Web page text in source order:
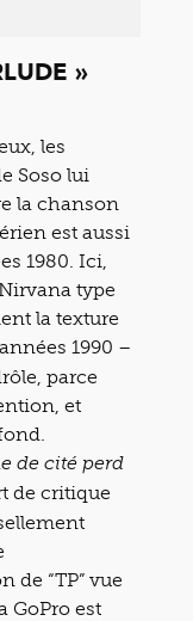
»
les
Soso lui
la chanson
est aussi
1980. Ici,
type
la texture
1990 –
parce
et
de cité perd
de critique
“TP” vue
GoPro est